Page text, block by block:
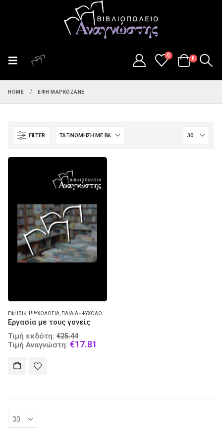
0
0
HOME ΈΦΗ ΜΑΡΚΟΖΆΝΕ
FILTER
ΕΦΗΒΙΚΉ ΨΥΧΟΛΟΓΊΑ, ΠΑΙΔΙΆ - ΨΥΧΟΛΟΓΊΑ
Εργασία με τους γονείς
Τιμή εκδότη: €25.44
price
Τιμή Αναγνώστη: €17.81